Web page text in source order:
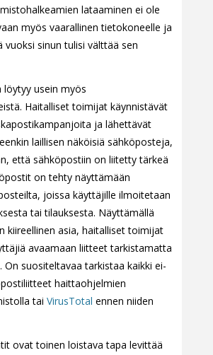
lataaminen ei ole
myös vaarallinen tietokoneelle ja
vuoksi sinun tulisi välttää sen
usein myös
Haitalliset toimijat käynnistävät
ja lähettävät
laillisen näköisiä sähköposteja,
että sähköpostiin on liitetty tärkeä
on tehty näyttämään
joissa käyttäjille ilmoitetaan
tai tilauksesta. Näyttämällä
kiireellinen asia, haitalliset toimijat
avaamaan liitteet tarkistamatta
On suositeltavaa tarkistaa kaikki ei-
haittaohjelmien
tai VirusTotal ennen niiden
ovat toinen loistava tapa levittää